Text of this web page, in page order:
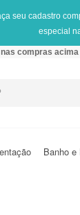
seu cadastro
especial
compras acima
Banho e